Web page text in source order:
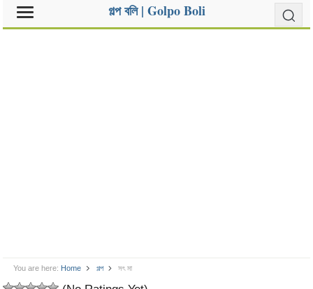
গল্প বলি | Golpo Boli
You are here: Home গল্প সৎ মা